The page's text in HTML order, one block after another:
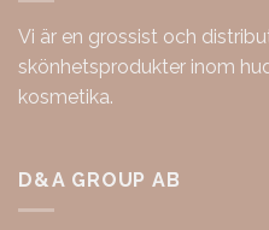
Vi är en grossist och
skönhetsprodukter inom
kosmetika.
D&A GROUP AB